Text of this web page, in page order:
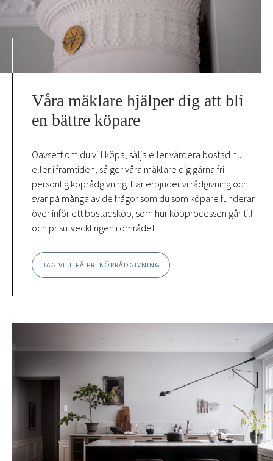
Våra mäklare hjälper dig att bli
en bättre köpare
Oavsett om du vill köpa, sälja eller värdera bostad nu
eller i framtiden, så ger våra mäklare dig gärna fri
personlig köprådgivning. Här erbjuder vi rådgivning och
svar på många av de frågor som du som köpare funderar
över inför ett bostadsköp, som hur köpprocessen går till
och prisutvecklingen i området.
JAG VILL FÅ FRI KÖPRÅDGIVNING